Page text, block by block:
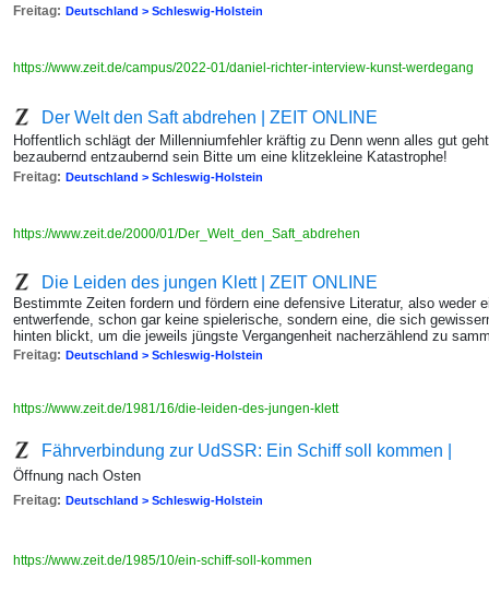
Freitag: Deutschland > Schleswig-Holstein
https://www.zeit.de/campus/2022-01/daniel-richter-interview-kunst-werdegang
Der Welt den Saft abdrehen | ZEIT ONLINE
Hoffentlich schlägt der Millenniumfehler kräftig zu Denn wenn alles gut
bezaubernd entzaubernd sein Bitte um eine klitzekleine Katastrophe!
Freitag: Deutschland > Schleswig-Holstein
https://www.zeit.de/2000/01/Der_Welt_den_Saft_abdrehen
Die Leiden des jungen Klett | ZEIT ONLINE
Bestimmte Zeiten fordern und fördern eine defensive Literatur, also weder
entwerfende, schon gar keine spielerische, sondern eine, die sich
hinten blickt, um die jeweils jüngste Vergangenheit nacherzählend zu
Freitag: Deutschland > Schleswig-Holstein
https://www.zeit.de/1981/16/die-leiden-des-jungen-klett
Fährverbindung zur UdSSR: Ein Schiff soll kommen |
Öffnung nach Osten
Freitag: Deutschland > Schleswig-Holstein
https://www.zeit.de/1985/10/ein-schiff-soll-kommen